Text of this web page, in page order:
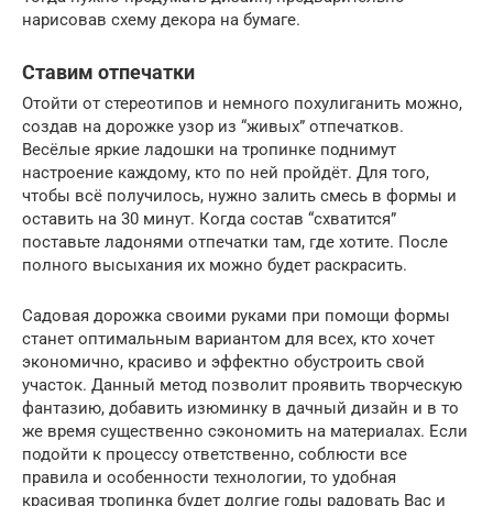
нарисовав схему декора на бумаге.
Ставим отпечатки
Отойти от стереотипов и немного похулиганить можно,
создав на дорожке узор из “живых” отпечатков.
Весёлые яркие ладошки на тропинке поднимут
настроение каждому, кто по ней пройдёт. Для того,
чтобы всё получилось, нужно залить смесь в формы и
оставить на 30 минут. Когда состав “схватится”
поставьте ладонями отпечатки там, где хотите. После
полного высыхания их можно будет раскрасить.
Садовая дорожка своими руками при помощи формы
станет оптимальным вариантом для всех, кто хочет
экономично, красиво и эффектно обустроить свой
участок. Данный метод позволит проявить творческую
фантазию, добавить изюминку в дачный дизайн и в то
же время существенно сэкономить на материалах. Если
подойти к процессу ответственно, соблюсти все
правила и особенности технологии, то удобная
красивая тропинка будет долгие годы радовать Вас и